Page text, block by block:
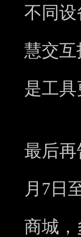
不同
慧交
是工
最后
月7日
商城